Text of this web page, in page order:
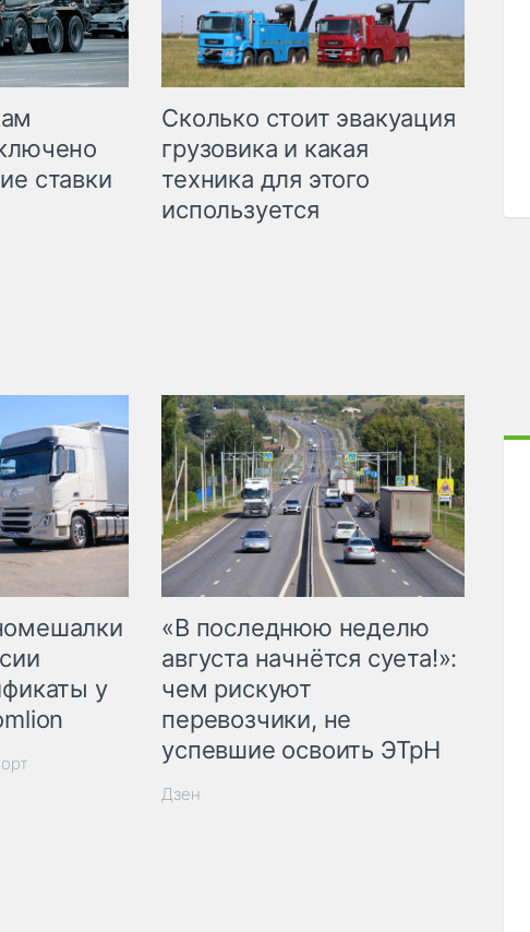
ставки
Сколько стоит эвакуация
грузовика и какая
техника для этого
используется
у
«В последнюю неделю
августа начнётся суета!»:
чем рискуют
перевозчики, не
успевшие освоить ЭТрН
Дзен